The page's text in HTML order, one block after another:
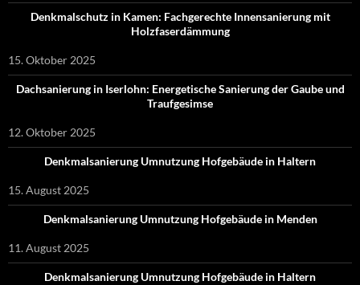
Denkmalschutz in Kamen: Fachgerechte Innensanierung mit
Holzfaserdämmung
15. Oktober 2025
Dachsanierung in Iserlohn: Energetische Sanierung der Gaube und
Traufgesimse
12. Oktober 2025
Denkmalsanierung Umnutzung Hofgebäude in Haltern
15. August 2025
Denkmalsanierung Umnutzung Hofgebäude in Menden
11. August 2025
Denkmalsanierung Umnutzung Hofgebäude in Haltern